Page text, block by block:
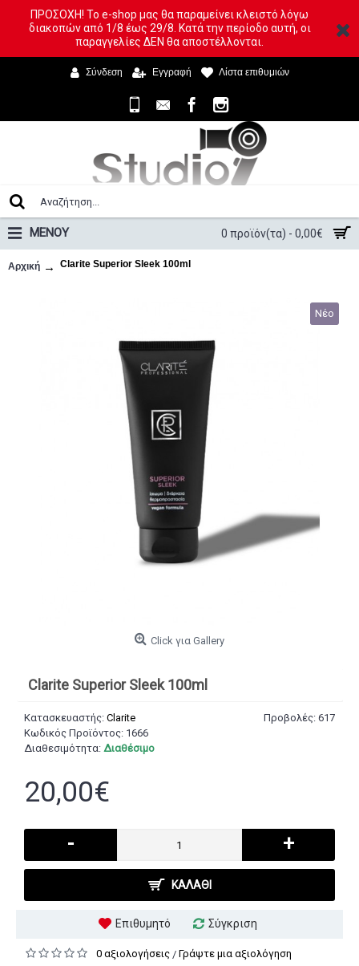
ΠΡΟΣΟΧΗ! Το e-shop μας θα παραμείνει κλειστό λόγω
διακοπών από 1/8 έως 29/8. Κατά την περίοδο αυτή, οι
παραγγελίες ΔΕΝ θα αποστέλλονται.
Σύνδεση Εγγραφή Λίστα επιθυμιών
0 προϊόν(τα) - 0,00€
ΜΕΝΟΥ
Αρχική Clarite Superior Sleek 100ml
Νέο
Click για Gallery
Clarite Superior Sleek 100ml
Προβολές: 617
Κατασκευαστής: Clarite
Κωδικός Προϊόντος: 1666
Διαθεσιμότητα: Διαθέσιμο
20,00€
- +
ΚΑΛΆΘΙ
Επιθυμητό Σύγκριση
0 αξιολογήσεις / Γράψτε μια αξιολόγηση